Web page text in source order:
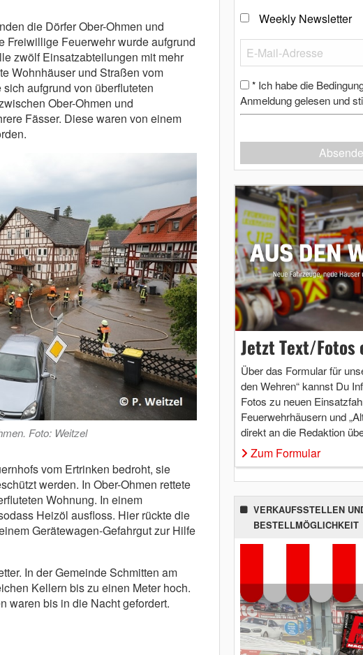
die Dörfer Ober-Ohmen und
Freiwillige Feuerwehr wurde aufgrund
zwölf Einsatzabteilungen mit mehr
Wohnhäuser und Straßen vom
aufgrund von überfluteten
Ober-Ohmen und
Fässer. Diese waren von einem
Foto: Weitzel
vom Ertrinken bedroht, sie
werden. In Ober-Ohmen rettete
Wohnung. In einem
Heizöl ausfloss. Hier rückte die
Gerätewagen-Gefahrgut zur Hilfe
In der Gemeinde Schmitten am
Kellern bis zu einen Meter hoch.
waren bis in die Nacht gefordert.
Weekly Newsletter
* Ich habe die
Anmeldung gelesen und
Jetzt Text/
Über das Formular für
den Wehren“ kannst Du
Fotos zu neuen
Feuerwehrhäusern und
direkt an die Redaktion
Zum Formular
VERKAUFSSTELLEN
BESTELLMÖGLICHKEIT